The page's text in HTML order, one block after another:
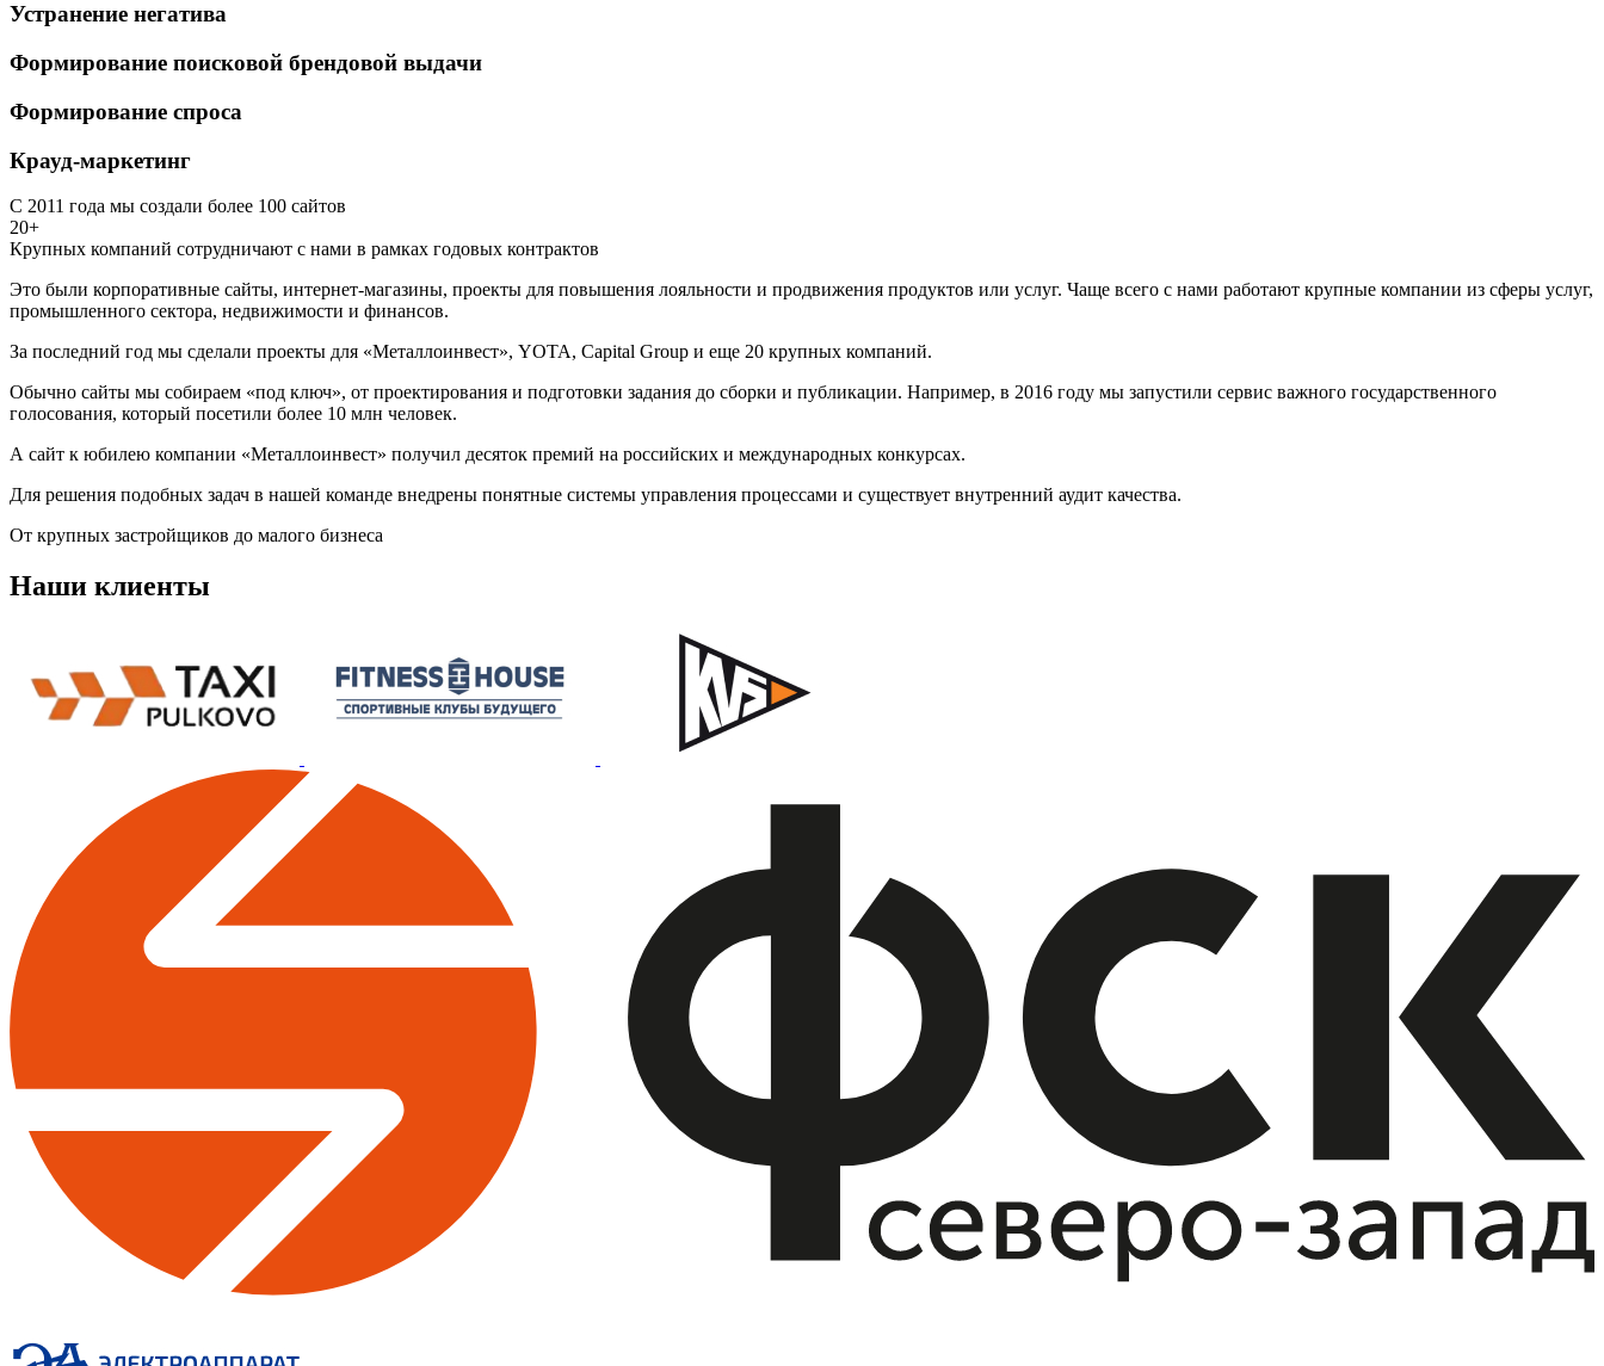
Устранение негатива
Формирование поисковой брендовой выдачи
Формирование спроса
Крауд-маркетинг
С 2011 года мы создали более 100 сайтов
20+
Крупных компаний сотрудничают с нами в рамках годовых контрактов
Это были корпоративные сайты, интернет-магазины, проекты для повышения лояльности и продвижения продуктов или услуг. Чаще всего с нами работают крупные компании из сферы услуг,
промышленного сектора, недвижимости и финансов.
За последний год мы сделали проекты для «Металлоинвест», YOTA, Capital Group и еще 20 крупных компаний.
Обычно сайты мы собираем «под ключ», от проектирования и подготовки задания до сборки и публикации. Например, в 2016 году мы запустили сервис важного государственного
голосования, который посетили более 10 млн человек.
А сайт к юбилею компании «Металлоинвест» получил десяток премий на российских и международных конкурсах.
Для решения подобных задач в нашей команде внедрены понятные системы управления процессами и существует внутренний аудит качества.
От крупных застройщиков до малого бизнеса
Наши клиенты